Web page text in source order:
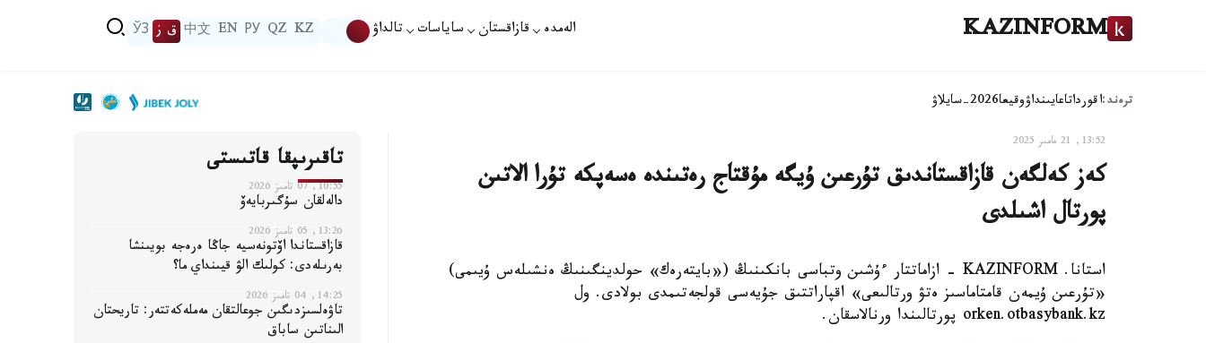
KAZINFORM الەمدە قازاقستان ساياسات تالداۋ KZ
QZ
РУ
EN
中文 ق ز ЎЗ
ترەند:اقورداتاعايىنداۋوقيعا2026-سايلاۋ
13:52, 21 مامىر 2025
كەز كەلگەن قازاقستاندىق تۇرعىن ۇيگە مۇقتاج رەتىندە ەسەپكە تۇرا الاتىن
پورتال اشىلدى
استانا. KAZINFORM - ازاماتتار ءۇشىن وتباسى بانكىنىڭ («بايتەرەك» حولدينگىنىڭ ەنشىلەس ۇيىمى)
«تۇرعىن ۇيمەن قامتاماسىز ەتۋ ورتالىعى» اقپاراتتىق جۇيەسى قولجەتىمدى بولادى. ول
orken.otbasybank.kz پورتالىندا ورنالاسقان.
تاقىرىپقا قاتىستى
10:55, 07 تامىز 2026
دالەلقان سۇگىربايەۆ
13:26, 05 تامىز 2026
قازاقستاندا اۆتونەسيە جاڭا ەرەجە بويىنشا
بەرىلەدى: كولىك الۋ قيىنداي ما؟
14:25, 04 تامىز 2026
تاۋەلسىزدىگىن جوعالتقان مەملەكەتتەر: تاريحتان
الىناتىن ساباق